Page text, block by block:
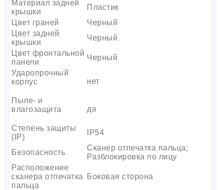
Материал задней
крышки
Пластик
Цвет граней
Черный
Цвет задней
крышки
Черный
Цвет фронтальной
панели
Черный
Ударопрочный
корпус
нет
Пыле- и
влагозащита
да
Степень защиты
(IP)
IP54
Безопасность
Сканер отпечатка пальца;
Разблокировка по лицу
Расположение
сканера отпечатка
пальца
Боковая сторона